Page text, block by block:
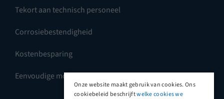
Tekort aan technisch personeel
Corrosiebestendigheid
Kostenbesparing
Eenvoudige montage
Onze website maakt gebruik van cookies. Ons
cookiebeleid beschrijftwelke cookies we